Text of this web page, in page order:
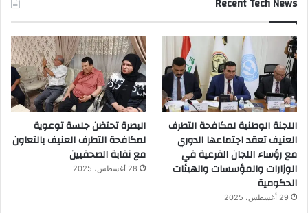
اللجنة الوطنية لمكافحة التطرف
العنيف تعقد اجتماعها الدوري
مع رؤساء اللجان الفرعية في
الوزارات والمؤسسات والهيئات
الحكومية
29 أغسطس، 2025
البصرة تحتضن جلسة توعوية
لمكافحة التطرف العنيف بالتعاون
مع نقابة الصحفيين
28 أغسطس، 2025